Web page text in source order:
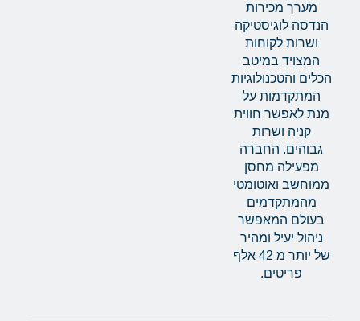
מערך מכירות
הנדסה לוגיסטיקה
ושרות לקוחות
המצויד במיטב
הכלים והטכנולוגיות
המתקדמות על
מנת לאפשר חווית
קניה ושרות
גבוהים. החברה
מפעילה מחסן
ממוחשב ואוטומטי
מהמתקדמים
בעולם המאפשר
ניהול יעיל ומהיר
של יותר מ 42 אלף
פריטים.